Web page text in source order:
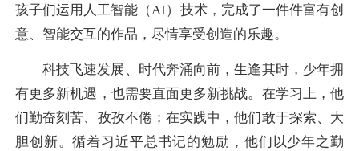
孩子们运用人工智能（AI）技术，完成了一件件富有创
意、智能交互的作品，尽情享受创造的乐趣。
科技飞速发展、时代奔涌向前，生逢其时，少年拥
有更多新机遇，也需要直面更多新挑战。在学习上，他
们勤奋刻苦、孜孜不倦；在实践中，他们敢于探索、大
胆创新。循着习近平总书记的勉励，他们以少年之勤